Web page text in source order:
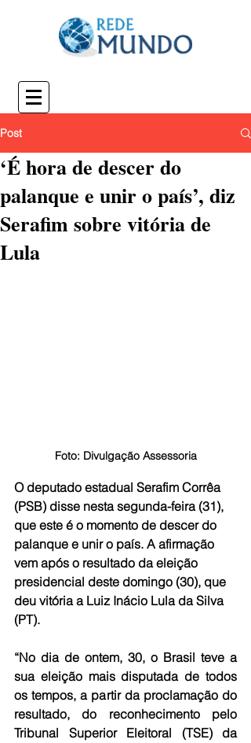
Post
‘É hora de descer do
palanque e unir o país’, diz
Serafim sobre vitória de
Lula
Foto: Divulgação Assessoria
O deputado estadual Serafim Corrêa
(PSB) disse nesta segunda-feira (31),
que este é o momento de descer do
palanque e unir o país. A afirmação
vem após o resultado da eleição
presidencial deste domingo (30), que
deu vitória a Luiz Inácio Lula da Silva
(PT).
“No dia de ontem, 30, o Brasil teve a
sua eleição mais disputada de todos
os tempos, a partir da proclamação do
resultado, do reconhecimento pelo
Tribunal Superior Eleitoral (TSE) da